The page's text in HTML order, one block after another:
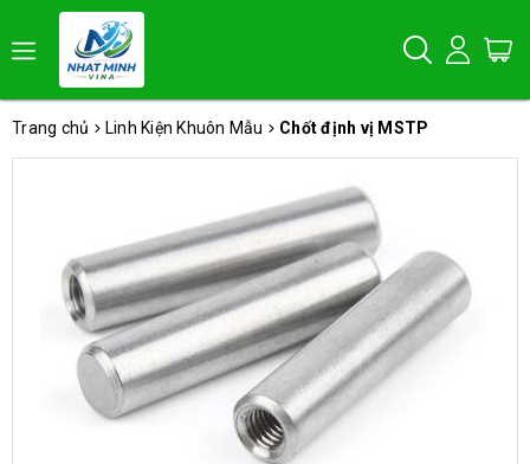
Trang chủ Linh Kiện Khuôn Mẫu Chốt định vị MSTP